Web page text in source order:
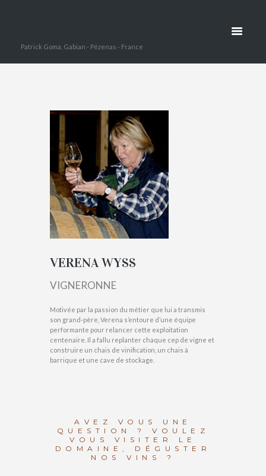
Patrick Goma, Gabian - Pézenas - France
VERENA WYSS
VIGNERONNE
Motivée par la passion du métier que lui a transmis
son grand-père, Verena s’entoure d’une équipe
performante pour relancer cette exploitation
centenaire. Il a fallu replanter chaque cep de vigne et
construire un chais de vinification, un chais à
barrique et une cave de stockage.
AVEZ VOUS UNE
QUESTION ? VOULEZ
VOUS VISITER LE
DOMAINE, DÉGUSTER
NOS VINS ?